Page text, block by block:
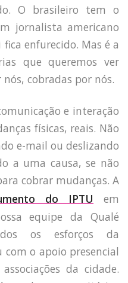
O brasileiro tem o
jornalista americano
enfurecido. Mas é a
que queremos ver
cobradas por nós.
e interação
físicas, reais. Não
e-mail ou deslizando
a uma causa, se não
cobrar mudanças. A
do IPTU em
equipe da Qualé
os esforços da
o apoio presencial
da cidade.